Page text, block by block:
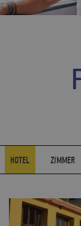
HOTEL ZIMMER